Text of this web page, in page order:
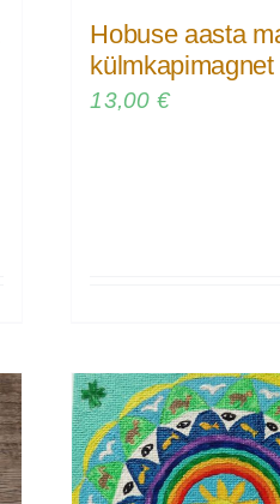
Hobuse aasta
külmkapimagnet
13,00€